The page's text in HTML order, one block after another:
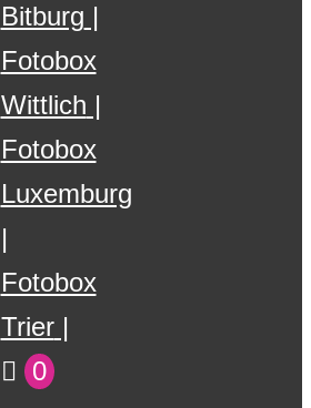
Bitburg
Fotobox
Wittlich
Fotobox
Luxemburg
Fotobox
Trier
0